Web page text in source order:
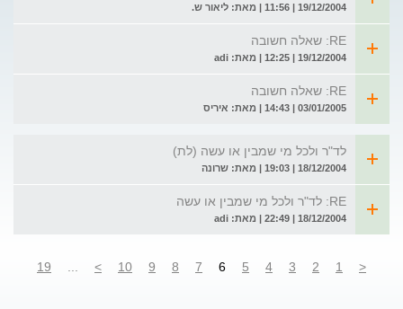
19/12/2004 | 11:56 | מאת: ליאור ש.
RE: שאלה חשובה
19/12/2004 | 12:25 | מאת: adi
RE: שאלה חשובה
03/01/2005 | 14:43 | מאת: איריס
לד"ר ולכל מי שמבין או עשה (לת)
18/12/2004 | 19:03 | מאת: שרונה
RE: לד"ר ולכל מי שמבין או עשה
18/12/2004 | 22:49 | מאת: adi
<
1
2
3
4
5
6
7
8
9
10
>
19